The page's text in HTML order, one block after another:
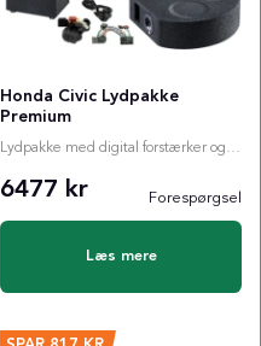
Honda Civic Lydpakke
Premium
Lydpakke med digital forstærker og valgfri subwoofer
6477 kr Forespørgsel
Læs mere